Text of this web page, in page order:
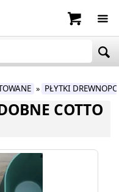
» PŁYTKI
COTTO